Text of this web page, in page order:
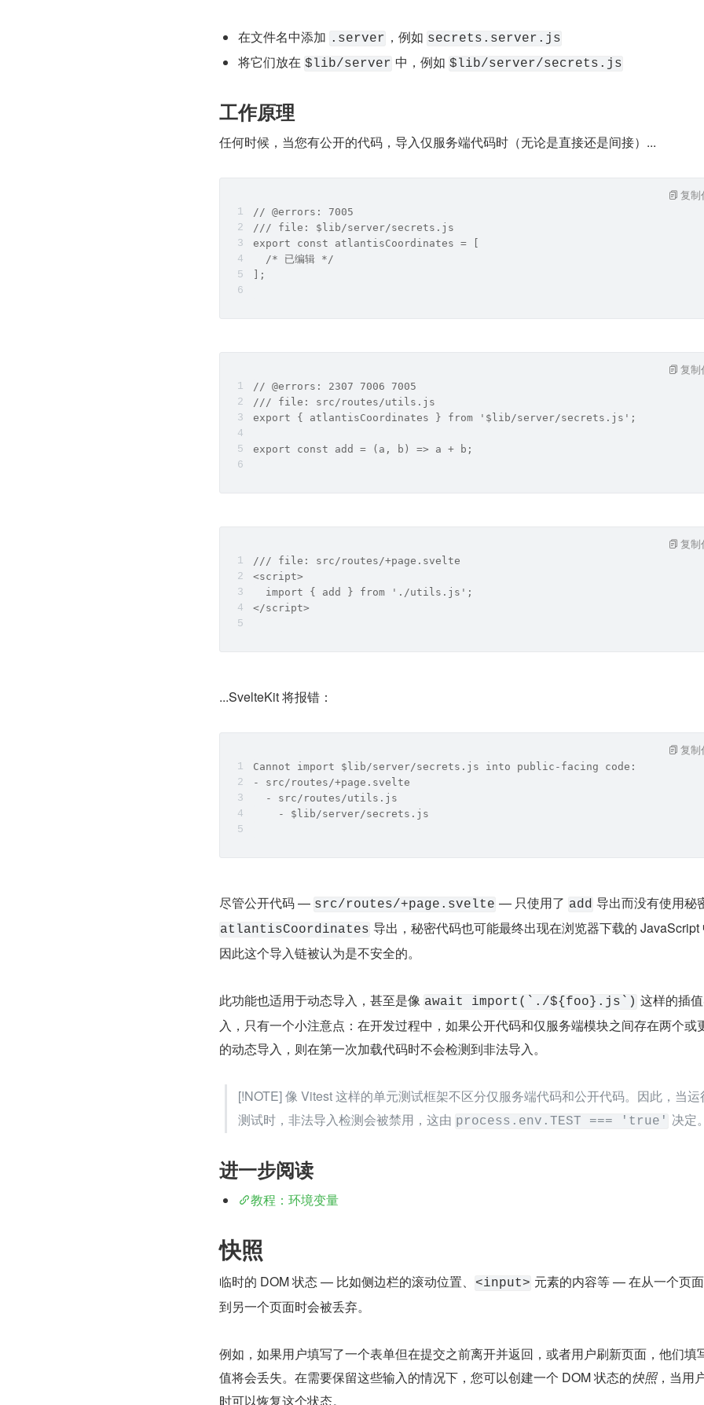
在文件名中添加 .server ，例如 secrets.server.js
将它们放在 $lib/server 中，例如 $lib/server/secrets.js
工作原理
任何时候，当您有公开的代码，导入仅服务端代码时（无论是直接还是间接）...
// @errors: 7005
/// file: $lib/server/secrets.js
export const atlantisCoordinates = [
  /* 已编辑 */
];
复制
// @errors: 2307 7006 7005
/// file: src/routes/utils.js
export { atlantisCoordinates } from '$lib/server/secrets.js';
export const add = (a, b) => a + b;
复制
/// file: src/routes/+page.svelte
<script>
  import { add } from './utils.js';
</script>
复制
...SvelteKit 将报错：
Cannot import $lib/server/secrets.js into public-facing code:
- src/routes/+page.svelte
  - src/routes/utils.js
    - $lib/server/secrets.js
复制
尽管公开代码 — src/routes/+page.svelte — 只使用了 add
atlantisCoordinates 导出，秘密代码也可能最终出现在浏览器下载的 JavaScript
因此这个导入链被认为是不安全的。
此功能也适用于动态导入，甚至是像 await import(`./${foo}.js`) 这样的插
入，只有一个小注意点：在开发过程中，如果公开代码和仅服务端模块之间存在两个或
的动态导入，则在第一次加载代码时不会检测到非法导入。
[!NOTE] 像 Vitest 这样的单元测试框架不区分仅服务端代码和公开代码。因此，当运
测试时，非法导入检测会被禁用，这由 process.env.TEST === 'true' 决定
进一步阅读
教程：环境变量
快照
临时的 DOM 状态 — 比如侧边栏的滚动位置、 <input> 元素的内容等 — 在从一个页
到另一个页面时会被丢弃。
例如，如果用户填写了一个表单但在提交之前离开并返回，或者用户刷新页面，他们填
值将会丢失。在需要保留这些输入的情况下，您可以创建一个 DOM 状态的快照，当用
时可以恢复这个状态。